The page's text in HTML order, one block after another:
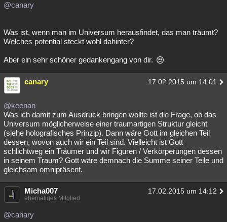
@canary
Was ist, wenn man im Universum herausfindet, das man träumt?
Welches potential steckt wohl dahinter?
Aber ein sehr schöner gedankengang von dir.
canary 17.02.2015 um 14:01
@keenan
Was ich damit zum Ausdruck bringen wollte ist die Frage, ob das
Universum möglicherweise einer traumartigen Struktur gleicht
(siehe holografisches Prinzip). Dann wäre Gott im gleichen Teil
dessen, wovon auch wir ein Teil sind. Vielleicht ist Gott
schlichtweg ein Träumer und wir Figuren / Verkörperungen dessen
in seinem Traum? Gott wäre demnach die Summe seiner Teile und
gleichsam omnipräsent.
Micha007 17.02.2015 um 14:12
ehemaliges Mitglied
@canary